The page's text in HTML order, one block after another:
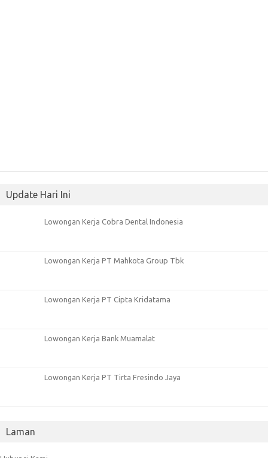
Update Hari Ini
Lowongan Kerja Cobra Dental Indonesia
Lowongan Kerja PT Mahkota Group Tbk
Lowongan Kerja PT Cipta Kridatama
Lowongan Kerja Bank Muamalat
Lowongan Kerja PT Tirta Fresindo Jaya
Laman